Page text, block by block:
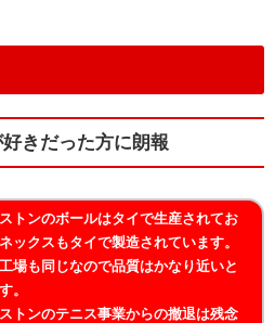
きだった方に朗報
トンのボールはタイで生産されてお
ックスもタイで製造されています。
場も同じなので品質はかなり近いと
。
トンのテニス事業からの撤退は残念